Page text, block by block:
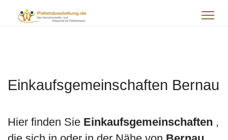
Einkaufsgemeinschaften Bernau
Hier finden Sie Einkaufsgemeinschaften ,